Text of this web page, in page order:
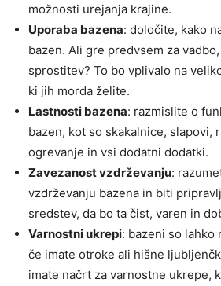
možnosti urejanja krajine.
Uporaba bazena: določite, kako
bazen. Ali gre predvsem za
sprostitev? To bo vplivalo na
ki jih morda želite.
Lastnosti bazena: razmislite o
bazen, kot so skakalnice, slapovi,
ogrevanje in vsi dodatni dodatki.
Zavezanost vzdrževanju:
vzdrževanju bazena in biti
sredstev, da bo ta čist, varen in
Varnostni ukrepi: bazeni so lahko
če imate otroke ali hišne
imate načrt za varnostne ukrepe,